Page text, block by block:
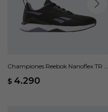
Championes Reebok Nanoflex TR 2
$ 4.290